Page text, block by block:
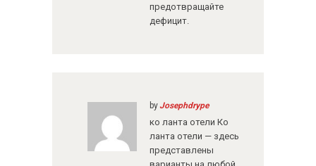
предотвращайте
дефицит.
byJosephdrype
ко ланта отели Ко
ланта отели — здесь
представлены